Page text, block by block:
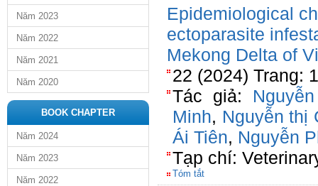
Năm 2023
Năm 2022
Năm 2021
Năm 2020
BOOK CHAPTER
Năm 2024
Năm 2023
Năm 2022
Epidemiological
ectoparasite
Mekong Delta of
22 (2024) Trang:
Tác giả:
Minh, Nguyễn thị
Ái Tiên, Nguyễn
Tạp chí:
Tóm tắt